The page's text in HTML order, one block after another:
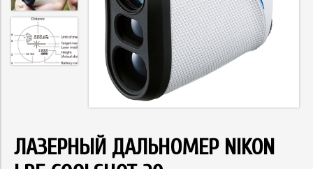
ЛАЗЕРНЫЙ ДАЛЬНОМЕР NIKON